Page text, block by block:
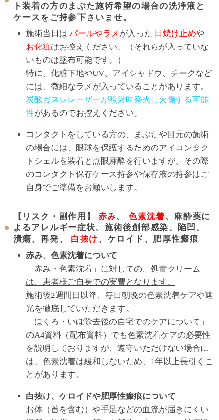
ト装着の方のまぶた施術希望の場合の洗浄液と
ケースをご持参下さいませ。
施術当日は パールやラメ が入った 日焼け止めや
お化粧はお控えください。（それらが入っていな
いものは塗布可能です。）
特に、化粧下地やUV、アイシャドウ、チークなど
には、微細なラメが入っていることがあります。
炭酸ガスレレーザーが照射時発火し火傷する可能
性があるのでお控えください。
コンタクトをしている方の、まぶたや目元の施術
の場合には、眼球を保護するためのアイコンタク
トシェルを装着と点眼麻酔を行いますが、その際
のコンタクト保存ケース持参や保存液の持参はご
自身でご準備をお願いします。
【リスク・副作用】 赤み、 色素沈着、麻酔薬に
よるアレルギー症状、施術後創部感染、陥凹、
潰瘍、再発、 白抜け、ケロイド、肥厚性瘢痕
赤み、色素沈着について
「赤み・色素沈着」に対しての、処置クリーム
は、患者様ご自身での実費となります。
施術後2週間目以降、毎日朝晩の色素沈着ケアや遮
光を徹底していただきます。
「ほくろ・いぼ除去後の自宅でのケアについて」
のA4資料（配布資料）でも色素沈着ケアの必要性
を説明しておりますが、遵守いただけない場合に
は、色素沈着は緩和しないため、1年以上長引くこ
とがあります。
白抜け、ケロイドや肥厚性瘢痕について
お体（首を含む）や手足などの血流が届きにくい